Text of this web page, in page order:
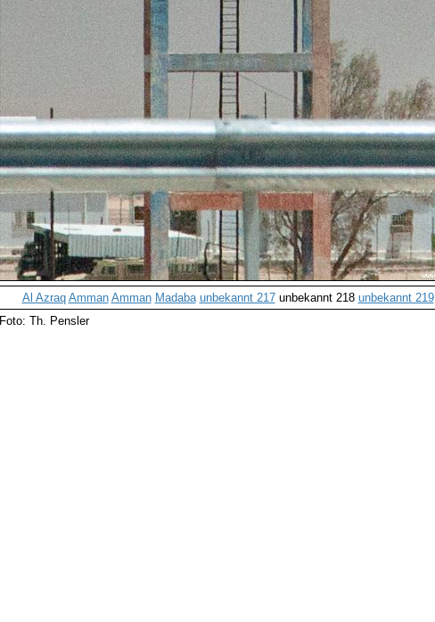
Al Azraq Amman Amman Madaba unbekannt 217unbekannt 218 unbekannt 219
Foto: Th. Pensler